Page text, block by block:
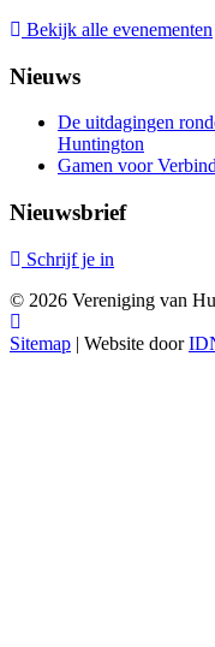
Bekijk alle evenementen
Nieuws
De uitdagingen
Huntington
Gamen voor
Nieuwsbrief
Schrijf je in
© 2026 Vereniging van
Sitemap | Website door